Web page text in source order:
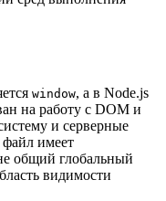
window, а в Node.js
на работу с DOM и
и серверные
имеет
общий глобальный
видимости